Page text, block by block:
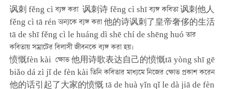
讽刺 fěng cì ব্যঙ্গ করা 讽刺诗 fěng cì shī ব্যঙ্গ কবিতা 讽刺他人
fěng cì tā rén অন্যকে ব্যঙ্গ করা 他的诗讽刺了皇帝奢侈的生活
tā de shī fěng cì le huáng dì shē chí de shēng huó তার
কবিতায় সম্রাটের বিলাসী জীবনকে ব্যঙ্গ করা হয়।
愤慨fèn kài ক্ষোভ 他用诗歌表达自己的愤慨tā yòng shī gē
biǎo dá zì jǐ de fèn kài তিনি কবিতার মাধ্যমে নিজের ক্ষোভ প্রকাশ করেন
他的话引起了大家的愤慨 tā de huà yǐn qǐ le dà jiā de fèn